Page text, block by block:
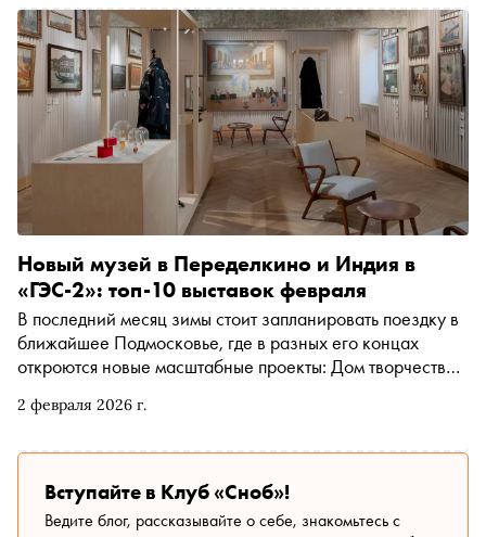
«стае». А что «стая» может дать, кроме бега как
такового? Оказывается, немало — и даже превратиться
из спорт-клуба в социальный феномен, выяснил «Сноб».
Таким стало беговое сообщество «Пыльные Гантели» —
проект, который живёт за счёт идеи объединять, а не
коммерческих взносов
2 февраля 2026 г.
Новый музей в Переделкино и Индия в
«ГЭС-2»: топ-10 выставок февраля
В последний месяц зимы стоит запланировать поездку в
ближайшее Подмосковье, где в разных его концах
откроются новые масштабные проекты: Дом творчества
разговором о Викторе Шкловском, а в Серпухове
Ведущие музеи Москвы и Санкт-Петербурга готовят
свои камерные выставочные исследования: Музей
русского импрессионизма углубится в маскарад, а
Вступайте в Клуб «Сноб»!
Ведите блог, рассказывайте о себе, знакомьтесь с